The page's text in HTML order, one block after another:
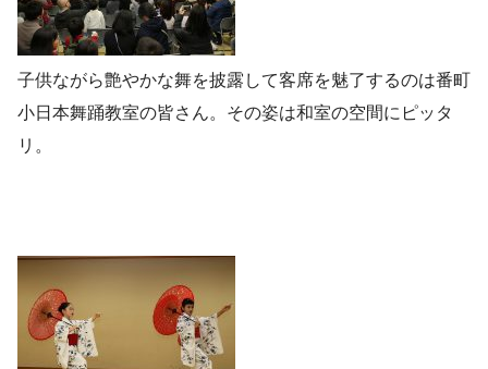
子供ながら艶やかな舞を披露して客席を魅了するのは番町
小日本舞踊教室の皆さん。その姿は和室の空間にピッタ
リ。